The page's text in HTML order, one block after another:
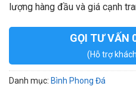
lượng hàng đầu và giá cạnh
GỌI TƯ VẤN
(Hỗ trợ
Danh mục: Bình Phong Đá